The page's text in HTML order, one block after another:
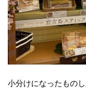
小分けになったもの